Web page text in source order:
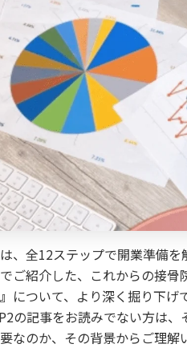
、全12ステップで開業準備
ご紹介した、これからの接骨
について、より深く掘り下げ
の記事をお読みでない方は
なのか、その背景からご理解